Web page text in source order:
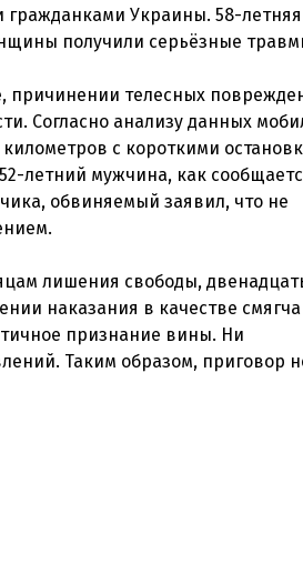
гражданками Украины. 58-летняя
получили серьёзные
телесных
Согласно анализу данных
с короткими
летний мужчина, как
обвиняемый заявил, что не
лишения свободы,
наказания в качестве
признание вины. Ни
Таким образом, приговор